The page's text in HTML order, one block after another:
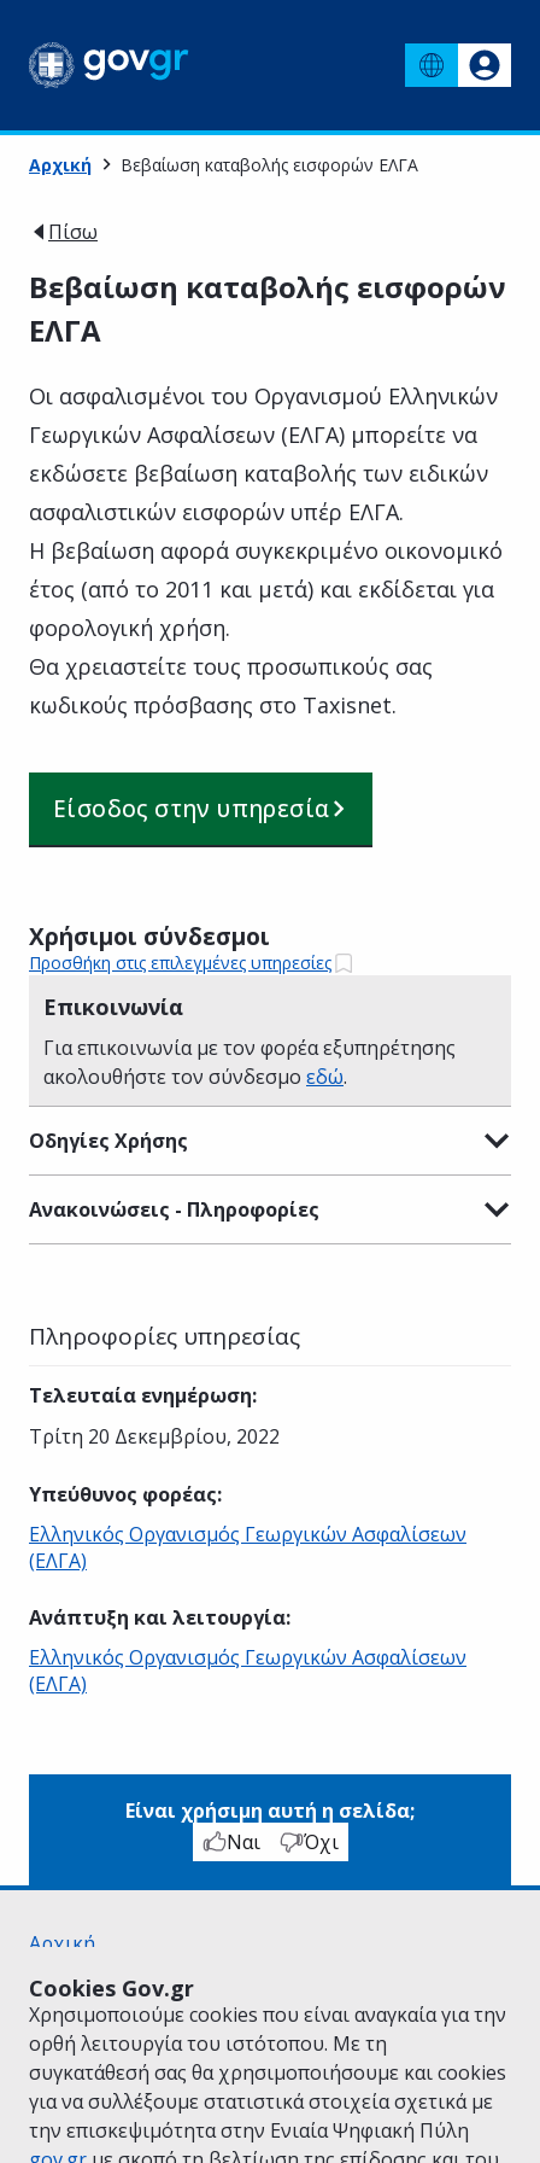
Cookies Gov.gr
Χρησιμοποιούμε cookies που είναι αναγκαία για την
ορθή λειτουργία του ιστότοπου. Με τη
συγκατάθεσή σας θα χρησιμοποιήσουμε και cookies
για να συλλέξουμε στατιστικά στοιχεία σχετικά με
την επισκεψιμότητα στην Ενιαία Ψηφιακή Πύλη
Αρχική Βεβαίωση καταβολής εισφορών ΕΛΓΑ
Πίσω
Βεβαίωση καταβολής εισφορών
ΕΛΓΑ
Οι ασφαλισμένοι του Οργανισμού Ελληνικών
Γεωργικών Ασφαλίσεων (ΕΛΓΑ) μπορείτε να
εκδώσετε βεβαίωση καταβολής των ειδικών
ασφαλιστικών εισφορών υπέρ ΕΛΓΑ.
Η βεβαίωση αφορά συγκεκριμένο οικονομικό
έτος (από το 2011 και μετά) και εκδίδεται για
φορολογική χρήση.
Θα χρειαστείτε τους προσωπικούς σας
κωδικούς πρόσβασης στο Taxisnet.
Είσοδος στην υπηρεσία
Χρήσιμοι σύνδεσμοι
Προσθήκη στις επιλεγμένες υπηρεσίες
Επικοινωνία
Για επικοινωνία με τον φορέα εξυπηρέτησης
ακολουθήστε τον σύνδεσμο εδώ.
Οδηγίες Χρήσης
Ανακοινώσεις - Πληροφορίες
Πληροφορίες υπηρεσίας
Τελευταία ενημέρωση:
Τρίτη 20 Δεκεμβρίου, 2022
Υπεύθυνος φορέας:
Ελληνικός Οργανισμός Γεωργικών Ασφαλίσεων
(ΕΛΓΑ)
Ανάπτυξη και λειτουργία:
Ελληνικός Οργανισμός Γεωργικών Ασφαλίσεων
(ΕΛΓΑ)
Είναι χρήσιμη αυτή η σελίδα;
Ναι
Όχι
Αρχική
Όροι Χρήσης
Πολιτική Απορρήτου
Δήλωση προσβασιμότητας
Πολιτική cookies
Προτάσεις για το gov.gr
Υλοποίηση από το Υπουργείο Ψηφιακής